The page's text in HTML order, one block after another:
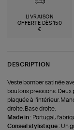
LIVRAISON
OFFERTE DÈS 150
€
DESCRIPTION
Veste bomber satinée
boutons pressions.
plaquée à l'intérieur.
droite. Base droite.
Made in : Portugal,
Conseil stylistique : Un